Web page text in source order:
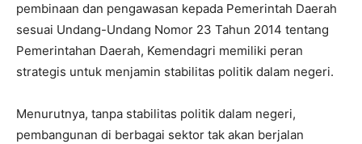
pembinaan dan pengawasan kepada Pemerintah Daerah
sesuai Undang-Undang Nomor 23 Tahun 2014 tentang
Pemerintahan Daerah, Kemendagri memiliki peran
strategis untuk menjamin stabilitas politik dalam negeri.
Menurutnya, tanpa stabilitas politik dalam negeri,
pembangunan di berbagai sektor tak akan berjalan